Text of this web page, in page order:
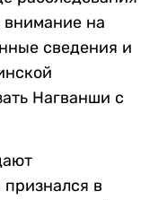
внимание на
сведения и
Нагванши с
в